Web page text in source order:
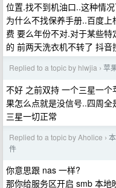
位置.找不到机油口..这种情
为什么不找保养手册..百度
费 要么年份不对.对于某些
的 前两天洗衣机不转了 抖
Replied to a topic by hlwjia › 苹
不好 之前双持 一个三星一
果怎么点就是没信号..四周
三星一切正常
Replied to a topic by Aholice ›
件
你意思跟 nas 一样?
那你给服务区开启 smb 本地